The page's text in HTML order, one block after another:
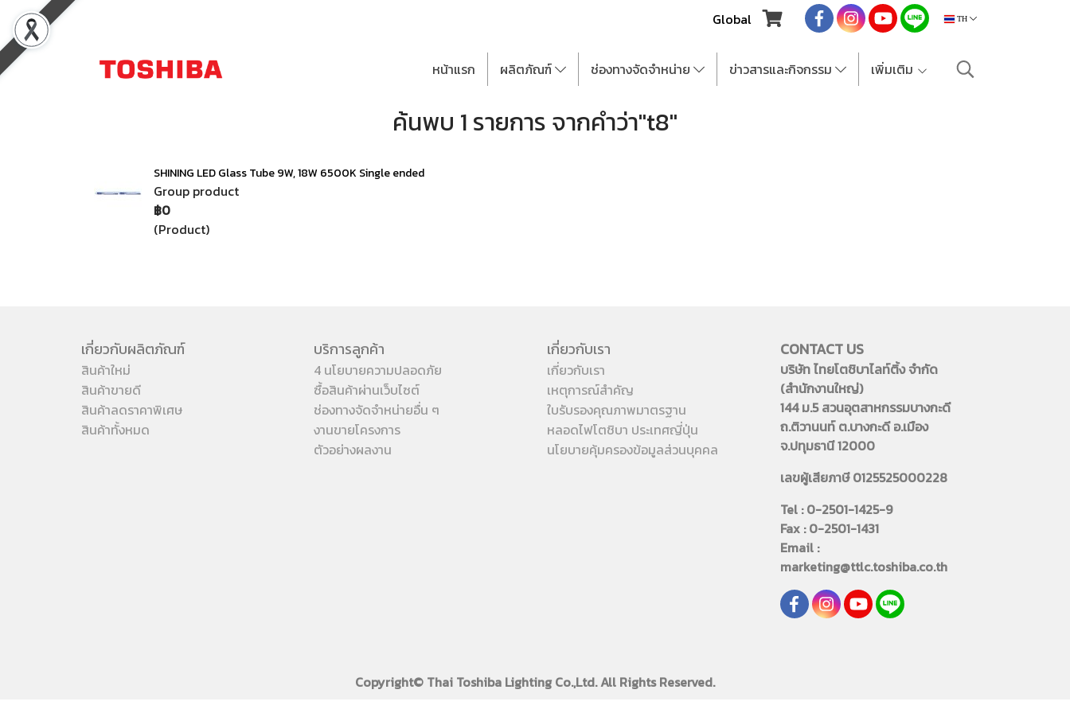
Global TH
หน้าแรก ผลิตภัณฑ์ ช่องทางจัดจำหน่าย ข่าวสารและกิจกรรม เพิ่มเติม
ค้นพบ 1 รายการ จากคำว่า"t8"
SHINING LED Glass Tube 9W, 18W 6500K Single ended
Group product
฿0
(Product)
เกี่ยวกับผลิตภัณฑ์
สินค้าใหม่
สินค้าขายดี
สินค้าลดราคาพิเศษ
สินค้าทั้งหมด
บริการลูกค้า
4 นโยบายความปลอดภัย
ซื้อสินค้าผ่านเว็บไซต์
ช่องทางจัดจำหน่ายอื่น ๆ
งานขายโครงการ
ตัวอย่างผลงาน
เกี่ยวกับเรา
เกี่ยวกับเรา
เหตุการณ์สำคัญ
ใบรับรองคุณภาพมาตรฐาน
หลอดไฟโตชิบา ประเทศญี่ปุ่น
นโยบายคุ้มครองข้อมูลส่วนบุคคล
CONTACT US
บริษัท ไทยโตชิบาไลท์ติ้ง จำกัด
(สำนักงานใหญ่)
144 ม.5 สวนอุตสาหกรรมบางกะดี
ถ.ติวานนท์ ต.บางกะดี อ.เมือง
จ.ปทุมธานี 12000
เลขผู้เสียภาษี 0125525000228
Tel : 0-2501-1425-9
Fax : 0-2501-1431
Email :
marketing@ttlc.toshiba.co.th
Copyright© Thai Toshiba Lighting Co.,Ltd. All Rights Reserved.